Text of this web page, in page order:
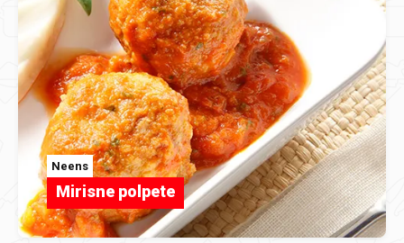
Neens
Mirisne polpete